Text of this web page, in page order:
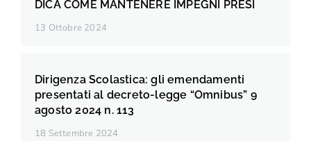
DICA COME MANTENERE IMPEGNI PRESI
13 Ottobre 2024
Dirigenza Scolastica: gli emendamenti
presentati al decreto-legge “Omnibus” 9
agosto 2024 n. 113
18 Settembre 2024